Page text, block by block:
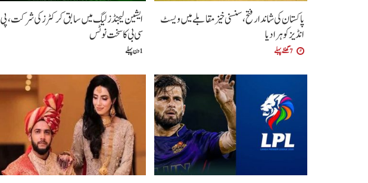
پاکستان کی شاندار فتح،سنسنی خیز مقابلے میں ویسٹ
انڈیز کو ہرا دیا
7 گھنٹے پہلے
ایشین لیجنڈز لیگ میں سابق کرکٹرز کی شرکت، پی
سی بی کا سخت نوٹس
1 دن پہلے